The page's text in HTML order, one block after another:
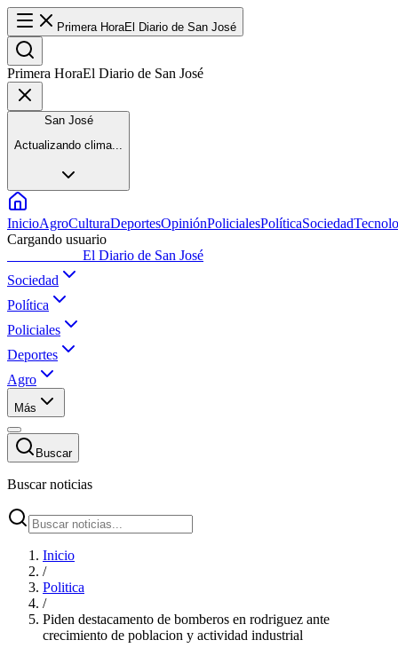
Primera HoraEl Diario de San José
Primera HoraEl Diario de San José
San José
Actualizando clima...
InicioAgroCulturaDeportesOpiniónPolicialesPolíticaSociedad
Cargando usuario
El Diario de San José
Sociedad
Política
Policiales
Deportes
Agro
Más
Buscar
Buscar noticias
Inicio
/
Politica
/
Piden destacamento de bomberos en rodriguez ante
crecimiento de poblacion y actividad industrial